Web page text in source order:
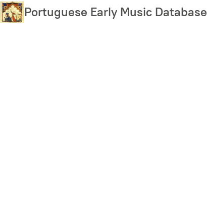
Skip
to
Portuguese Early Music Database